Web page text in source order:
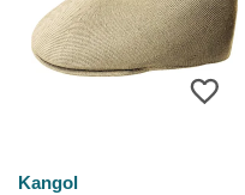
Kangol